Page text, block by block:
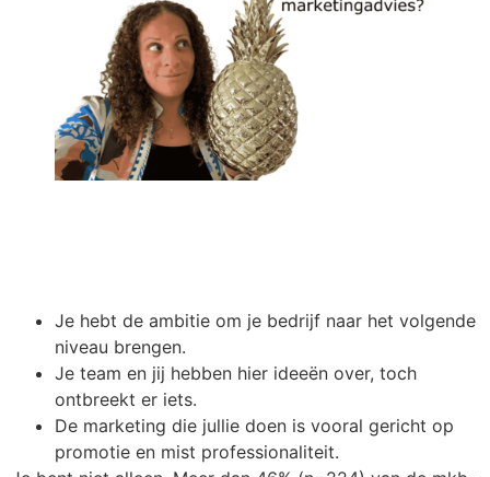
Je hebt de ambitie om je bedrijf naar het volgende
niveau brengen.
Je team en jij hebben hier ideeën over, toch
ontbreekt er iets.
De marketing die jullie doen is vooral gericht op
promotie en mist professionaliteit.